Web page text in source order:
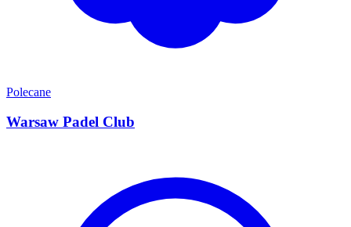
Polecane
Warsaw Padel Club